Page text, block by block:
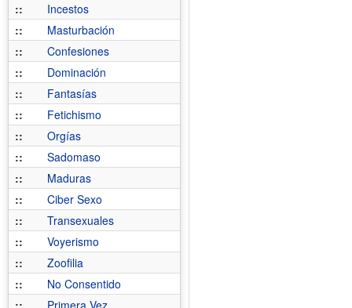
::
Incestos
::
Masturbación
::
Confesiones
::
Dominación
::
Fantasías
::
Fetichismo
::
Orgías
::
Sadomaso
::
Maduras
::
Ciber Sexo
::
Transexuales
::
Voyerismo
::
Zoofilia
::
No Consentido
::
Primera Vez